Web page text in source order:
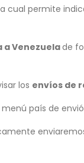
cual permite
aVenezuelade
los envíos de
país de envió